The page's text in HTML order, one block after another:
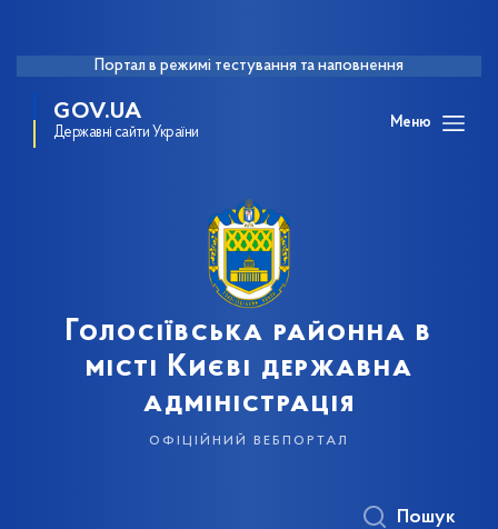
Портал в режимі тестування та наповнення
GOV.UA
Державні сайти України
Меню
Голосіївська районна в
місті Києві державна
адміністрація
офіційний вебпортал
Пошук